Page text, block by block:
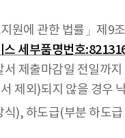
원에 관한 법률」제9
세부품명번호
제출마감일 전일까
제외)되지 않을 경우
), 하도급(부분 하도